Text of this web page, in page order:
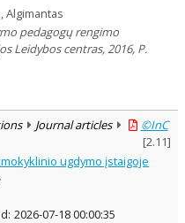
Algimantas
pedagogų rengimo
Leidybos centras, 2016, P.
Journal articles
©InC
[2.11]
ugdymo įstaigoje
2026-07-18 00:00:35